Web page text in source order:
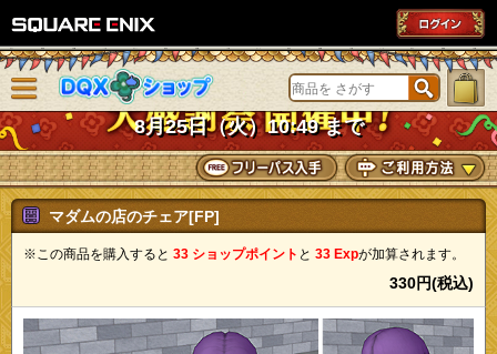
DQXショップ
8月25日（火）10:49 まで
ニューを閉じる
マダムの店のチェア[FP]
※この商品を購入すると 33 ショップポイント と 33 Expが加算されます。
330円(税込)